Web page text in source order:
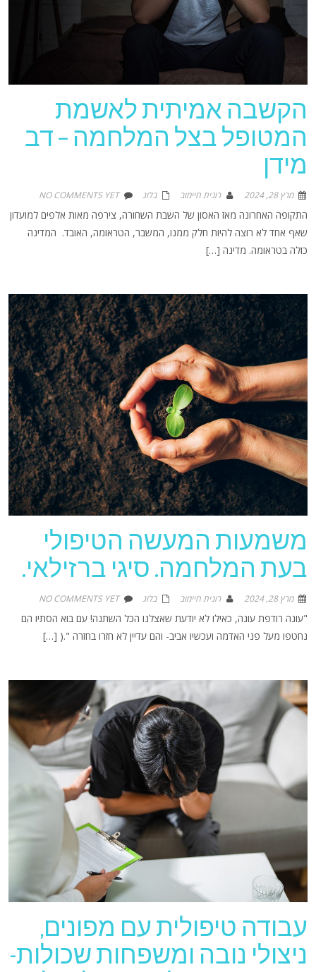
הקשבה אמיתית לאשמת
המטופל בצל המלחמה – דב
מידן
מרץ 28, 2024 רונית חיימוב בלוג NO COMMENTS YET
התקופה האחרונה מאז האסון של השבת השחורה, צירפה מאות אלפים למועדון
שאף אחד לא רוצה להיות חלק ממנו, המשבר, הטראומה, האובד. המדינה
כולה בטראומה. מדינה […]
משמעות המעשה הטיפולי
בעת המלחמה. סיגי ברזילאי.
מרץ 28, 2024 רונית חיימוב בלוג NO COMMENTS YET
"עונה רודפת עונה, כאילו לא יודעת שאצלנו הכל השתנה! עם בוא הסתיו הם
נחטפו מעל פני האדמה ועכשיו אביב- והם עדיין לא חזרו בחזרה ".( […]
עבודה טיפולית עם מפונים,
ניצולי נובה ומשפחות שכולות-